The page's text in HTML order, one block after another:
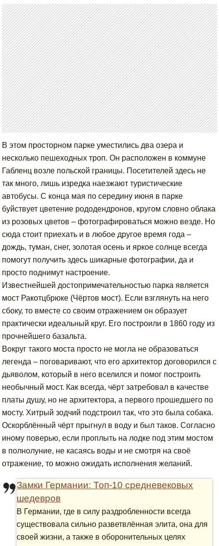
В этом просторном парке уместились два озера и
несколько пешеходных троп. Он расположен в коммуне
Габленц возле польской границы. Посетителей здесь не
так много, лишь изредка наезжают туристические
автобусы. С конца мая по середину июня в парке
буйствует цветение рододендронов, кругом словно облака
из розовых цветов – фотографироваться можно везде. Но
сюда стоит приехать и в любое другое время года –
дождь, туман, снег, золотая осень и яркое солнце всегда
помогут получить здесь шикарные фотографии, да и
просто поднимут настроение.
Известнейшей достопримечательностью парка является
мост Ракотцбрюке (Чёртов мост). Если взглянуть на него
сбоку, то вместе со своим отражением он образует
практически идеальный круг. Его построили в 1860 году из
прочнейшего базальта.
Вокруг такого моста просто не могла не образоваться
легенда – поговаривают, что его архитектор договорился с
дьяволом, который в него вселился и помог построить
необычный мост. Как всегда, чёрт затребовал в качестве
платы душу, но не архитектора, а первого прошедшего по
мосту. Хитрый зодчий подстроил так, что это была собака.
Оскорблённый чёрт прыгнул в воду и был таков. Согласно
иному поверью, если проплыть на лодке под этим мостом
в полнолуние, не касаясь воды и не смотря на своё
отражение, то можно ожидать исполнения желаний.
Замки Германии: Топ-10 средневековых
шедевров
В Германии, где в силу раздробленности всегда
существовала сильно разветвлённая элита, она для
своей жизни, а также в оборонительных целях